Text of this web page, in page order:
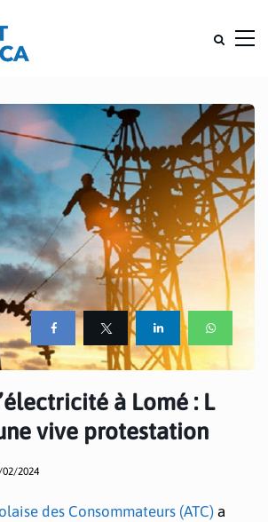
à Lomé : L
vive protestation
2024
des Consommateurs (ATC) a